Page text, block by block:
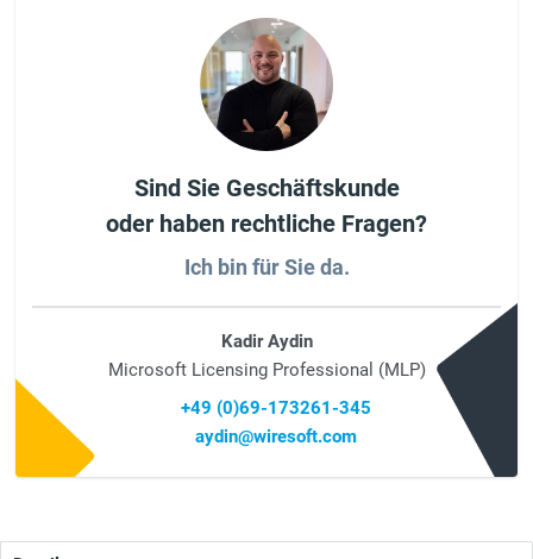
Sind Sie Geschäftskunde
oder haben rechtliche Fragen?
Ich bin für Sie da.
Kadir Aydin
Microsoft Licensing Professional (MLP)
+49 (0)69-173261-345
aydin@wiresoft.com